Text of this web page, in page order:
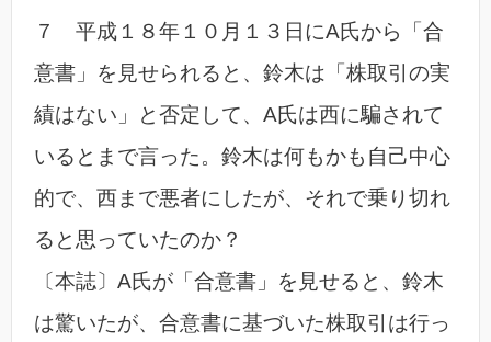
７ 平成１８年１０月１３日にA氏から「合
意書」を見せられると、鈴木は「株取引の実
績はない」と否定して、A氏は西に騙されて
いるとまで言った。鈴木は何もかも自己中心
的で、西まで悪者にしたが、それで乗り切れ
ると思っていたのか？
〔本誌〕A氏が「合意書」を見せると、鈴木
は驚いたが、合意書に基づいた株取引は行っ